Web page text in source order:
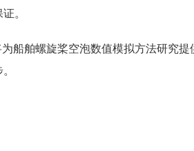
。
船舶螺旋桨空泡数值模拟方法研究提